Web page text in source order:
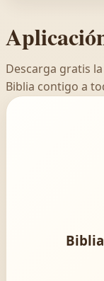
Descarga gratis
Biblia contigo a